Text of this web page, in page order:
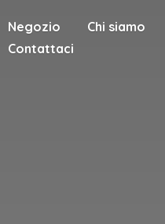
Negozio Chi siamo
Contattaci